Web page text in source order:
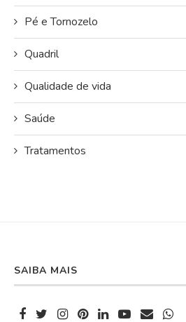
Pé e Tornozelo
Quadril
Qualidade de vida
Saúde
Tratamentos
SAIBA MAIS